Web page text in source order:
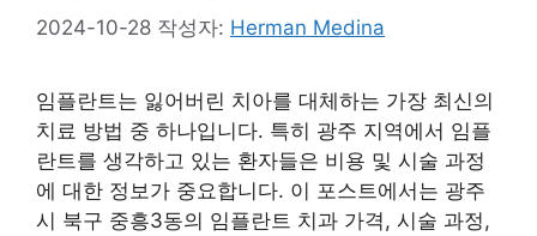
2024-10-28 작성자: Herman Medina
임플란트는 잃어버린 치아를 대체하는 가장 최신의
치료 방법 중 하나입니다. 특히 광주 지역에서 임플
란트를 생각하고 있는 환자들은 비용 및 시술 과정
에 대한 정보가 중요합니다. 이 포스트에서는 광주
시 북구 중흥3동의 임플란트 치과 가격, 시술 과정,